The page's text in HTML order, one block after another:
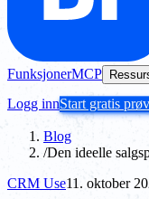
FunksjonerMCP
Logg innStart gratis
Blog
/Den ideelle
CRM Use11. oktober